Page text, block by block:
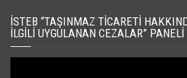
İSTEB “TAŞINMAZ TICARETI
İLGILI UYGULANAN CEZALAR”